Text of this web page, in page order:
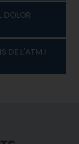
DOLOR
DE L'ATM I